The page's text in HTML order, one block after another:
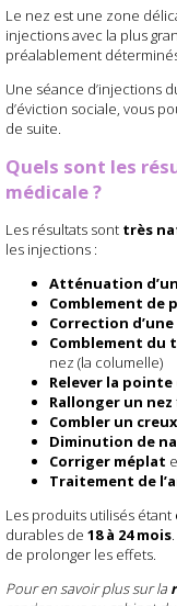
Le nez est une zone
injections avec la plus
préalablement
Une séance d’injections
d’éviction sociale, vous
de suite.
Quels sont les
médicale ?
Les résultats sont très
les injections :
Atténuation
Comblement de
Correction
Comblement du
nez (la columelle)
Relever la pointe
Rallonger un nez
Combler un creux
Diminution de
Corriger méplat
Traitement de
Les produits utilisés étant
durables de 18 à 24 mois
de prolonger les effets.
Pour en savoir plus sur la